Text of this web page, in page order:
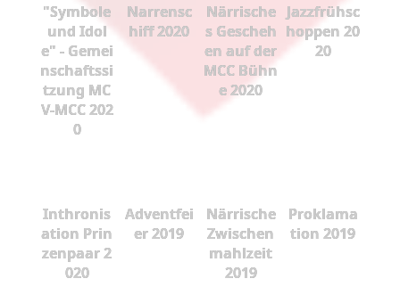
"Symbole
und Idol
e" - Gemei
nschaftssi
tzung MC
V-MCC 202
0
Narrensc
hiff 2020
Närrische
s Gescheh
en auf der
MCC Bühn
e 2020
Jazzfrühsc
hoppen 20
20
Inthronis
ation Prin
zenpaar 2
020
Adventfei
er 2019
Närrische
Zwischen
mahlzeit
2019
Proklama
tion 2019